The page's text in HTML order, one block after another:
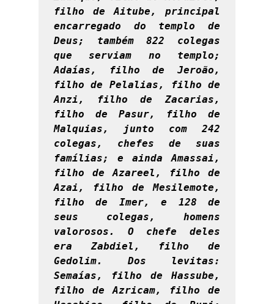
filho de Aitube, principal
encarregado do templo de
Deus; também 822 colegas
que serviam no templo;
Adaías, filho de Jeroão,
filho de Pelalias, filho de
Anzi, filho de Zacarias,
filho de Pasur, filho de
Malquias, junto com 242
colegas, chefes de suas
famílias; e ainda Amassai,
filho de Azareel, filho de
Azai, filho de Mesilemote,
filho de Imer, e 128 de
seus colegas, homens
valorosos. O chefe deles
era Zabdiel, filho de
Gedolim. Dos levitas:
Semaías, filho de Hassube,
filho de Azricam, filho de